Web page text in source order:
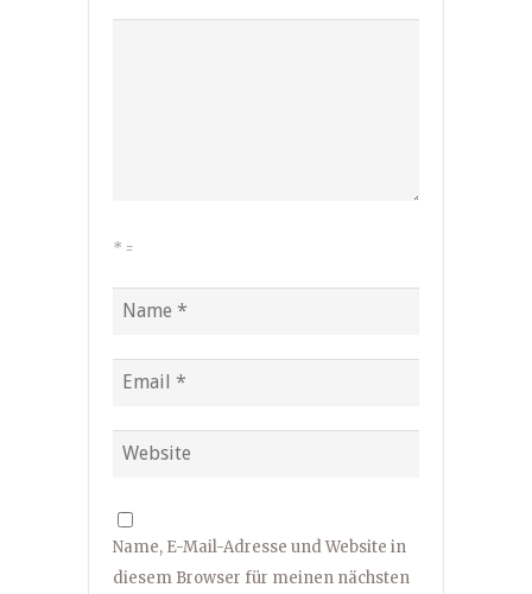
* =
Name, E-Mail-Adresse und Website in
diesem Browser für meinen nächsten